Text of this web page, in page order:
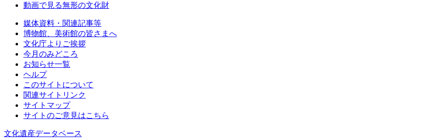
動画で見る無形の文化財
媒体資料・関連記事等
博物館、美術館の皆さまへ
文化庁よりご挨拶
今月のみどころ
お知らせ一覧
ヘルプ
このサイトについて
関連サイトリンク
サイトマップ
サイトのご意見はこちら
文化遺産データベース